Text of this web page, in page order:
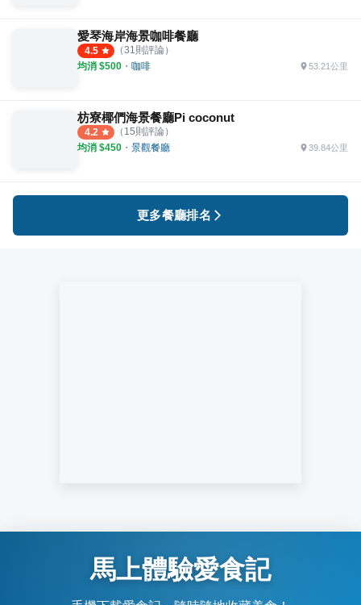
愛琴海岸海景咖啡餐廳
4.5 （31 則評論）
均消 $500 ・ 咖啡 53.21公里
枋寮椰們海景餐廳Pi coconut
4.2 （ 15則評論）
均消 $450 ・ 景觀餐廳 39.84公里
更多餐廳排名
馬上體驗愛食記